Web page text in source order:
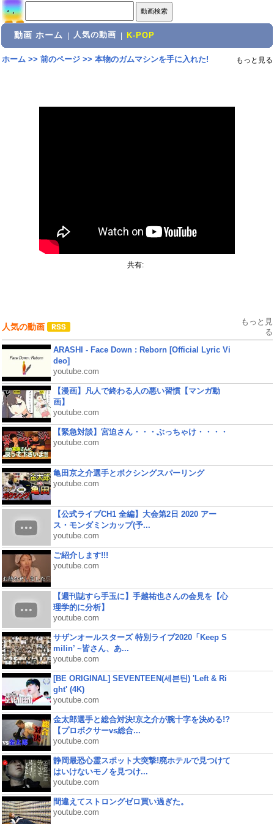
動画 ホーム 人気の動画 K-POP
ホーム>> 前のページ>> 本物のガムマシンを手に入れた! もっと見る
共有:
人気の動画
もっと見
る
ARASHI - Face Down : Reborn [Official Lyric Vi
deo]
youtube.com
【漫画】凡人で終わる人の悪い習慣【マンガ動
画】
youtube.com
【緊急対談】宮迫さん・・・ぶっちゃけ・・・・
youtube.com
亀田京之介選手とボクシングスパーリング
youtube.com
【公式ライブCH1 全編】大会第2日 2020 アー
ス・モンダミンカップ(予...
youtube.com
ご紹介します!!!
youtube.com
【週刊誌すら手玉に】手越祐也さんの会見を【心
理学的に分析】
youtube.com
サザンオールスターズ 特別ライブ2020「Keep S
milin’ ~皆さん、あ...
youtube.com
[BE ORIGINAL] SEVENTEEN(세븐틴) 'Left & Ri
ght' (4K)
youtube.com
金太郎選手と総合対決!京之介が腕十字を決める!?
【プロボクサーvs総合...
youtube.com
静岡最恐心霊スポット大突撃!廃ホテルで見つけて
はいけないモノを見つけ...
youtube.com
間違えてストロングゼロ買い過ぎた。
youtube.com